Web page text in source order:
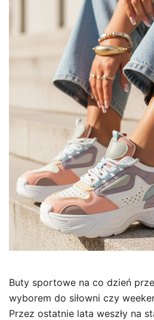
Buty sportowe na co dzień
wyborem do siłowni czy
Przez ostatnie lata weszły na